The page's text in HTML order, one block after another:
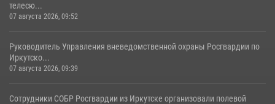
телесю...
07 августа 2026, 09:52
Руководитель Управления вневедомственной охраны Росгвардии по
Иркутско...
07 августа 2026, 09:39
Сотрудники СОБР Росгвардии из Иркутске организовали полевой